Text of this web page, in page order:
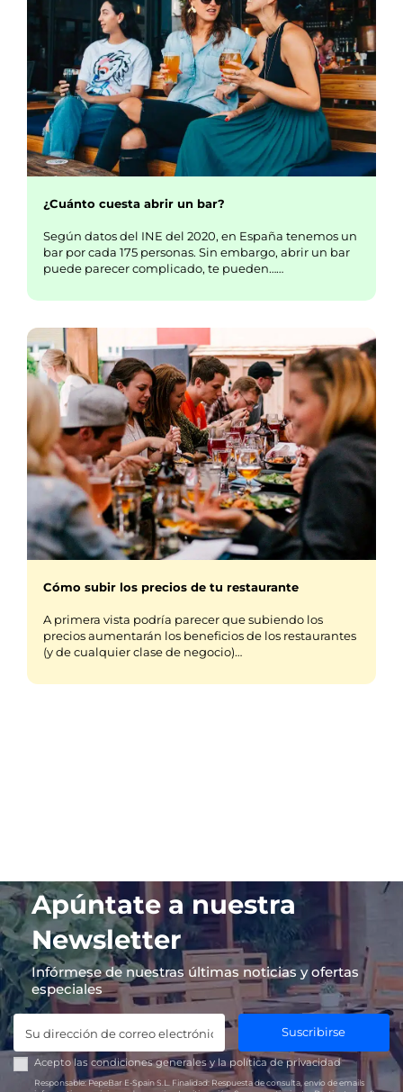
¿Cuánto cuesta abrir un bar?
Según datos del INE del 2020, en España tenemos un
bar por cada 175 personas. Sin embargo, abrir un bar
puede parecer complicado, te pueden……
Cómo subir los precios de tu restaurante
A primera vista podría parecer que subiendo los
precios aumentarán los beneficios de los restaurantes
(y de cualquier clase de negocio)…
Apúntate a nuestra
Newsletter
Infórmese de nuestras últimas noticias y ofertas
especiales
Suscribirse
Acepto las condiciones generales y lapolítica de privacidad
Responsable:PepeBar E-Spain S.L. Finalidad: Respuesta de consulta, envío de emails